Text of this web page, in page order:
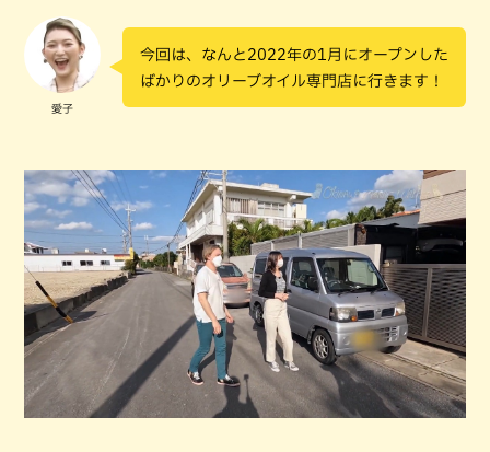
愛子
今回は、なんと2022年の1月にオープンした
ばかりのオリーブオイル専門店に行きます！